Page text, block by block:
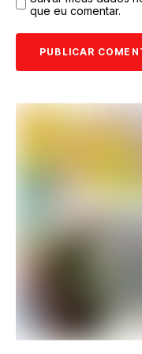
que eu comentar.